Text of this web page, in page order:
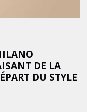
DE LA
DU STYLE